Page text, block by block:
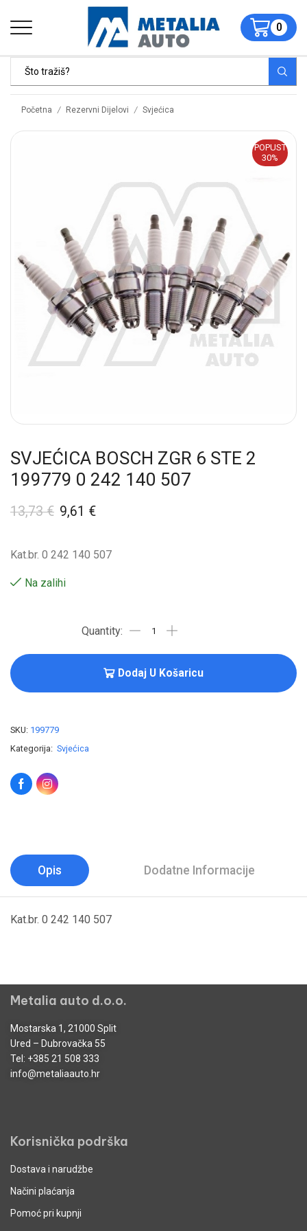
0
Početna / Rezervni Dijelovi / Svjećica
POPUST
30%
SVJEĆICA BOSCH ZGR 6 STE 2
199779 0 242 140 507
13,73€ 9,61 €
Kat.br. 0 242 140 507
Na zalihi
Dodaj U Košaricu
SKU: 199779
Kategorija: Svjećica
Opis Dodatne Informacije
Kat.br. 0 242 140 507
Metalia auto d.o.o.
Mostarska 1, 21000 Split
Ured – Dubrovačka 55
Tel: +385 21 508 333
info@metaliaauto.hr
Korisnička podrška
Dostava i narudžbe
Načini plaćanja
Pomoć pri kupnji